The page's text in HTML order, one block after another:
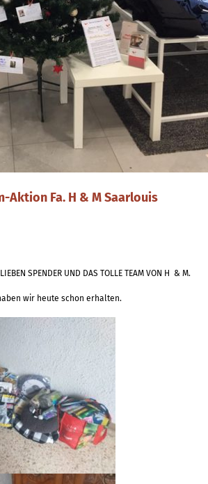
Aktion Fa. H & M Saarlouis
SPENDER UND DAS TOLLE TEAM VON H & M.
wir heute schon erhalten.